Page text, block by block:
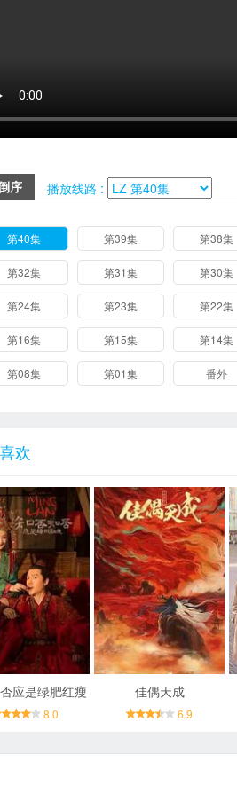
序
播放线路 :
第40集 第39集 第38集
第32集 第31集 第30集
第24集 第23集 第22集
第16集 第15集 第14集
第08集 第01集 番外
欢
应是绿肥红瘦
8.0
佳偶天成
6.9